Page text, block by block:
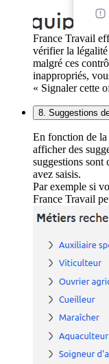
France Travail
vérifier la
malgré ces
inappropriés,
« Signaler cette
8. Suggestions
En fonction de la
afficher des
suggestions sont
avez saisis.
Par exemple si
France Travail